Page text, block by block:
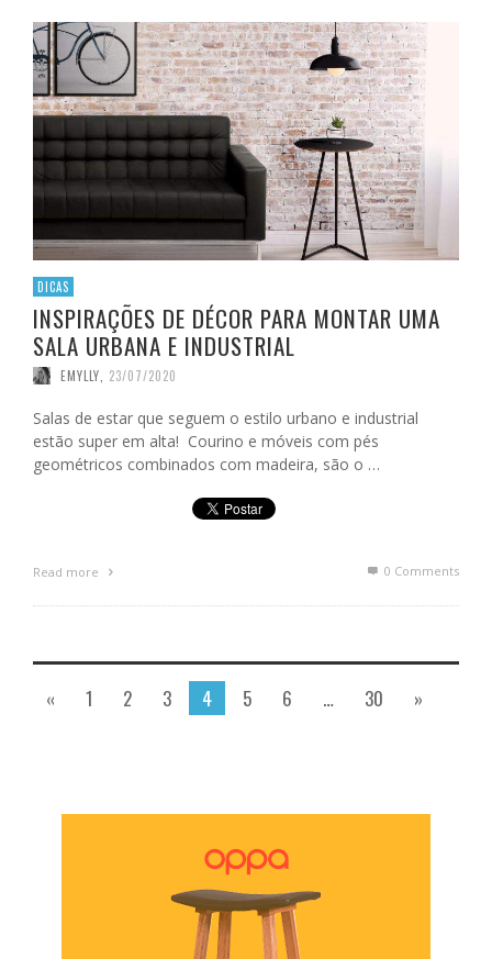
DICAS
INSPIRAÇÕES DE DÉCOR PARA MONTAR UMA
SALA URBANA E INDUSTRIAL
EMYLLY 23/07/2020
Salas de estar que seguem o estilo urbano e industrial
estão super em alta! Courino e móveis com pés
geométricos combinados com madeira, são o …
Read more 0 Comments
« 1 2 3 4 5 6 … 30 »